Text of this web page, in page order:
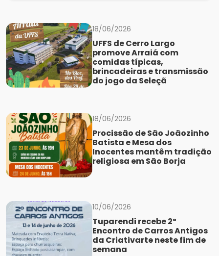
18/06/2026
UFFS de Cerro Largo
promove Arraiá com
comidas típicas,
brincadeiras e transmissão
do jogo da Seleçã
18/06/2026
Procissão de São Joãozinho
Batista e Mesa dos
Inocentes mantêm tradição
religiosa em São Borja
10/06/2026
Tuparendi recebe 2º
Encontro de Carros Antigos
da Criativarte neste fim de
semana